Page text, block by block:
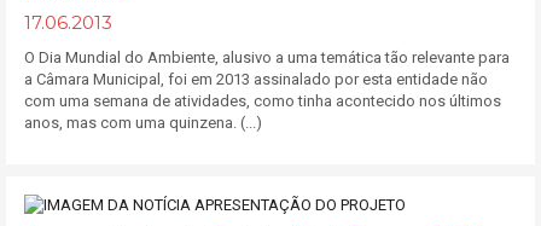
17.06.2013
O Dia Mundial do Ambiente, alusivo a uma temática tão relevante para
a Câmara Municipal, foi em 2013 assinalado por esta entidade não
com uma semana de atividades, como tinha acontecido nos últimos
anos, mas com uma quinzena. (...)